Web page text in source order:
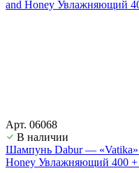
Арт. 06068
В наличии
Шампунь Dabur — «Vatika»
Honey Увлажняющий 400